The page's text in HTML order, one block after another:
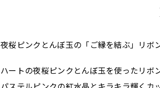
夜桜ピンクとんぼ玉の「ご縁を結ぶ」リボ
ハートの夜桜ピンクとんぼ玉を使ったリボ